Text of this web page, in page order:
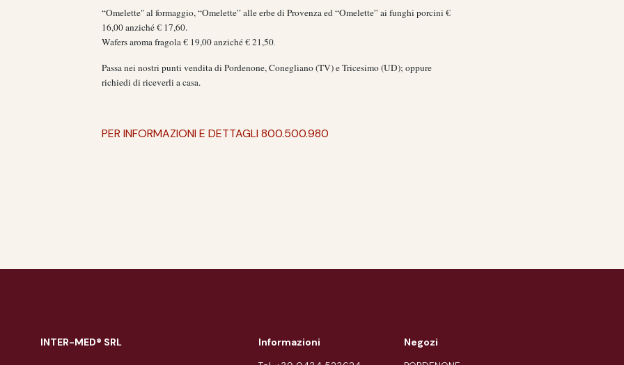
“Omelette" al formaggio, “Omelette” alle erbe di Provenza ed “Omelette” ai funghi porcini €
16,00 anziché € 17,60.
Wafers aroma fragola € 19,00 anziché € 21,50.
Passa nei nostri punti vendita diPordenone, Conegliano(TV)e Tricesimo(UD); oppure
richiedi di riceverli a casa.
PER INFORMAZIONI E DETTAGLI 800.500.980
INTER-MED® SRL
Informazioni
Negozi